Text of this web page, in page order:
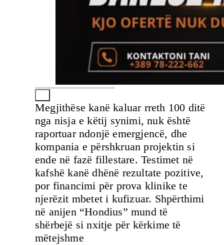
Megjithëse kanë kaluar rreth 100 ditë
nga nisja e këtij synimi, nuk është
raportuar ndonjë emergjencë, dhe
kompania e përshkruan projektin si
ende në fazë fillestare. Testimet në
kafshë kanë dhënë rezultate pozitive,
por financimi për prova klinike te
njerëzit mbetet i kufizuar. Shpërthimi
në anijen “Hondius” mund të
shërbejë si nxitje për kërkime të
mëtejshme